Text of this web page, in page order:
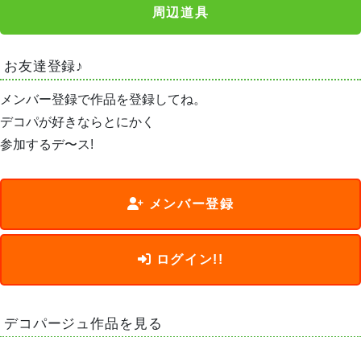
周辺道具
お友達登録♪
メンバー登録で作品を登録してね。
デコパが好きならとにかく
参加するデ〜ス!
メンバー登録
ログイン!!
デコパージュ作品を見る